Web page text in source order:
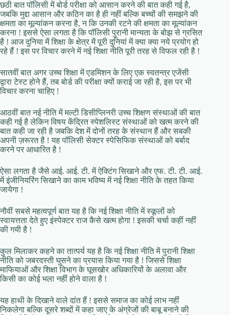
छठी बात पॉलिसी में बोर्ड परीक्षा को आसान करने की बात कही गई है,
जबकि मुद्दा आसान और कठिन का है ही नहीं बल्कि बच्चों की समझने की
क्षमता का मूल्यांकन करना है, न कि उनकी रटने की क्षमता का मूल्यांकन
करना ! इससे ऐसा लगता है कि पॉलिसी पुरानी मान्यता के बोझ से ग्रसित
है ! आज दुनिया में शिक्षा के क्षेत्र में पूरी दुनियां में क्या क्या नये प्रयोग हो
रहे हैं ! इस पर विचार करने में नई शिक्षा नीति पूरी तरह से विफल रही है !
सातवीं बात अगर उच्च शिक्षा में एडमिशन के लिए एक स्वतन्त्र एजेंसी
द्वारा टेस्ट होने हैं, तब बोर्ड की परीक्षा क्यों कराई जा रही है, इस पर भी
विचार करना चाहिए !
आठवीं बात नई नीति में मल्टी डिसीप्लिनरी उच्च शिक्षण संस्थाओं की बात
कही गई है लेकिन विषय केंद्रित स्पेशलिस्ट संस्थाओं को खत्म करने की
बात कही जा रही है जबकि देश में दोनों तरह के संस्थान हैं और सबकी
अपनी ज़रूरत है ! यह पॉलिसी सेक्टर स्पेसिफिक संस्थाओं को बर्बाद
करने पर आधारित है !
ऐसा लगता है जैसे आई. आई. टी. में ऐक्टिंग सिखाने और एफ. टी. टी. आई.
में इंजीनियरिंग सिखाने का काम भविष्य में नई शिक्षा नीति के तहत किया
जायेगा !
नौवीं सबसे महत्वपूर्ण बात यह है कि नई शिक्षा नीति में स्कूलों को
स्वायत्तता देते हुए इंस्पेक्टर राज कैसे खत्म होगा ! इसकी चर्चा कहीं नहीं
की गयी है !
कुल मिलाकर कहने का तात्पर्य यह है कि नई शिक्षा नीति में पुरानी शिक्षा
नीति को जबरदस्ती घुसने का प्रयास किया गया है ! जिससे शिक्षा
माफियाओं और शिक्षा विभाग के घूसखोर अधिकारियों के अलावा और
किसी का कोई भला नहीं होने वाला है !
यह हाथी के दिखाने वाले दांत हैं ! इससे समाज का कोई लाभ नहीं
निकलेगा बल्कि दूसरे शब्दों में कहा जाए के अंग्रेजों की बाबू बनाने की